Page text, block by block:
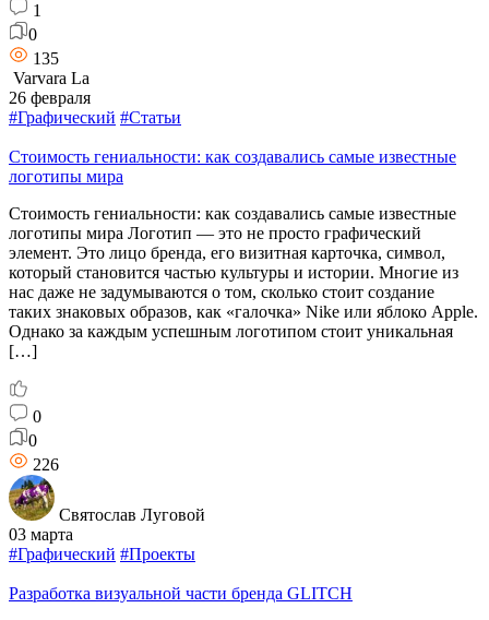
1
0
135
Varvara La
26 февраля
#Графический #Статьи
Стоимость гениальности: как создавались самые известные
логотипы мира
Стоимость гениальности: как создавались самые известные
логотипы мира Логотип — это не просто графический
элемент. Это лицо бренда, его визитная карточка, символ,
который становится частью культуры и истории. Многие из
нас даже не задумываются о том, сколько стоит создание
таких знаковых образов, как «галочка» Nike или яблоко Apple.
Однако за каждым успешным логотипом стоит уникальная
[…]
0
0
226
Святослав Луговой
03 марта
#Графический #Проекты
Разработка визуальной части бренда GLITCH